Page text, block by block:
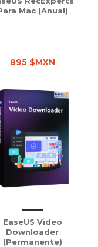
Mac (Anual)
895 $MXN
EaseUS Video
Downloader
(Permanente)